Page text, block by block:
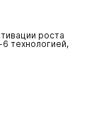
роста
технологией,